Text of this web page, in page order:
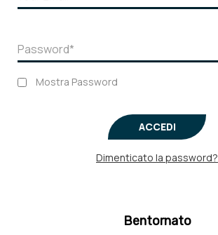
Mostra Password
ACCEDI
Dimenticato la password?
Bentornato